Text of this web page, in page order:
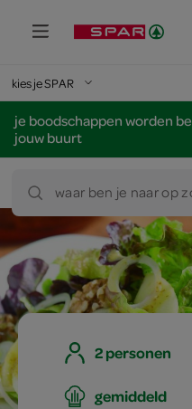
kies je SPAR
je boodschappen worden
jouw buurt
waar ben je naar op
2 personen
gemiddeld